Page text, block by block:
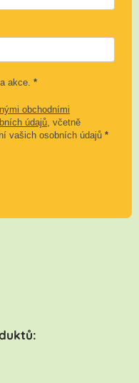
akce. *
obchodními
údajů, včetně
vašich osobních údajů *